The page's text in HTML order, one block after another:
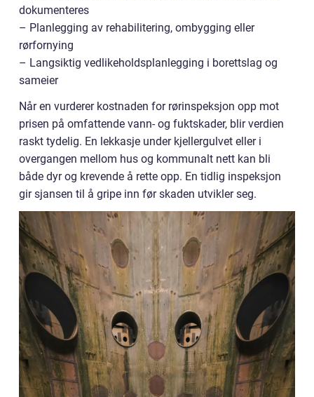
dokumenteres
– Planlegging av rehabilitering, ombygging eller
rørfornying
– Langsiktig vedlikeholdsplanlegging i borettslag og
sameier
Når en vurderer kostnaden for rørinspeksjon opp mot
prisen på omfattende vann- og fuktskader, blir verdien
raskt tydelig. En lekkasje under kjellergulvet eller i
overgangen mellom hus og kommunalt nett kan bli
både dyr og krevende å rette opp. En tidlig inspeksjon
gir sjansen til å gripe inn før skaden utvikler seg.